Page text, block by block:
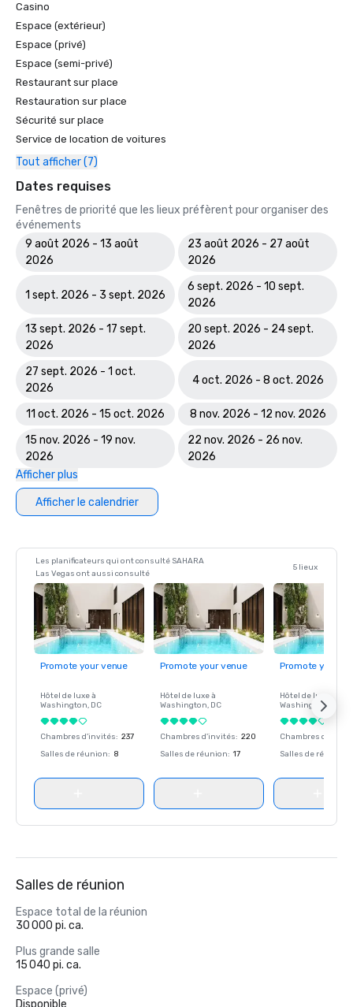
Casino
Espace (extérieur)
Espace (privé)
Espace (semi-privé)
Restaurant sur place
Restauration sur place
Sécurité sur place
Service de location de voitures
Tout afficher (7)
Dates requises
Fenêtres de priorité que les lieux préfèrent pour organiser des
événements
9 août 2026 - 13 août
2026
23 août 2026 - 27 août
2026
1 sept. 2026 - 3 sept. 2026
6 sept. 2026 - 10 sept.
2026
13 sept. 2026 - 17 sept.
2026
20 sept. 2026 - 24 sept.
2026
27 sept. 2026 - 1 oct.
2026
4 oct. 2026 - 8 oct. 2026
11 oct. 2026 - 15 oct. 2026
8 nov. 2026 - 12 nov. 2026
15 nov. 2026 - 19 nov.
2026
22 nov. 2026 - 26 nov.
2026
Afficher plus
Afficher le calendrier
Les planificateurs qui ont consulté SAHARA
Las Vegas ont aussi consulté
5 lieux
Promote your venue
Hôtel de luxe à
Washington, DC
Chambres d'invités: 237
Salles de réunion: 8
Promote your venue
Hôtel de luxe à
Washington, DC
Chambres d'invités: 220
Salles de réunion: 17
Promote your
Hôtel de luxe à
Washington
Chambres
Salles de réunion
Salles de réunion
Espace total de la réunion
30 000 pi. ca.
Plus grande salle
15 040 pi. ca.
Espace (privé)
Disponible